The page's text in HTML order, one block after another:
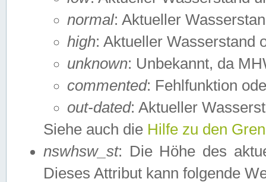
normal: Aktueller
high: Aktueller Wasserstand
unknown: Unbekannt, da
commented: Fehlfunktion
out-dated: Aktueller
Siehe auch die Hilfe zu den
nswhsw_st: Die Höhe des
Dieses Attribut kann folgende